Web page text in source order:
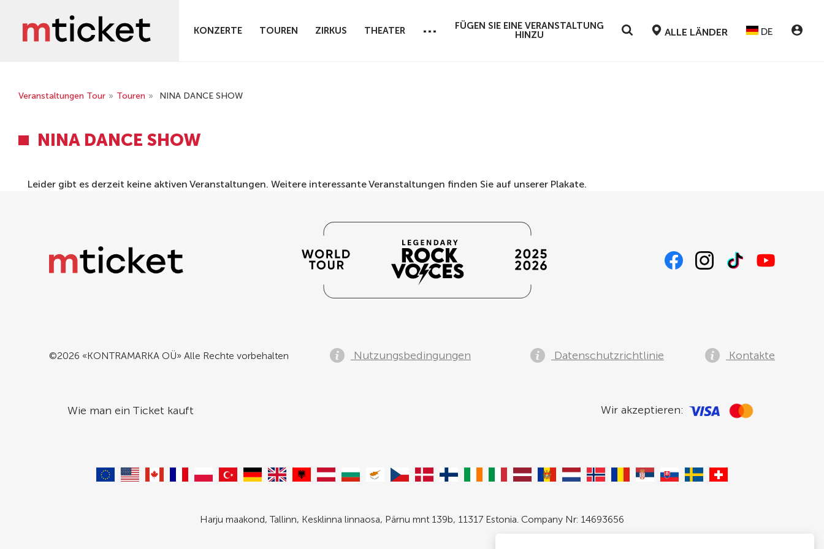
KONZERTE TOUREN ZIRKUS THEATER ...
FÜGEN SIE EINE VERANSTALTUNG
HINZU
ALLE LÄNDER DE
Veranstaltungen Tour » Touren » NINA DANCE SHOW
NINA DANCE SHOW
Leider gibt es derzeit keine aktiven Veranstaltungen. Weitere interessante Veranstaltungen finden Sie auf unserer Plakate.
©2026 «KONTRAMARKA OÜ» Alle Rechte vorbehalten Nutzungsbedingungen Datenschutzrichtlinie Kontakte
Wie man ein Ticket kauft Wir akzeptieren:
Harju maakond, Tallinn, Kesklinna linnaosa, Pärnu mnt 139b, 11317 Estonia. Company Nr: 14693656